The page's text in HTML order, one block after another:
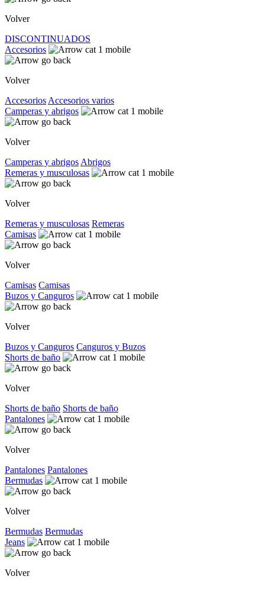
Volver
DISCONTINUADOS
Accesorios
Volver
Accesorios Accesorios varios
Camperas y abrigos
Volver
Camperas y abrigos Abrigos
Remeras y musculosas
Volver
Remeras y musculosas Remeras
Camisas
Volver
Camisas Camisas
Buzos y Canguros
Volver
Buzos y Canguros Canguros y Buzos
Shorts de baño
Volver
Shorts de baño Shorts de baño
Pantalones
Volver
Pantalones Pantalones
Bermudas
Volver
Bermudas Bermudas
Jeans
Volver